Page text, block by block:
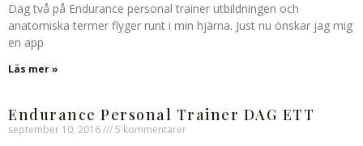
Dag två på Endurance personal trainer utbildningen och
anatomiska termer flyger runt i min hjärna. Just nu önskar jag mig
en app
Läs mer »
Endurance Personal Trainer DAG ETT
september 10, 2016 5 kommentarer